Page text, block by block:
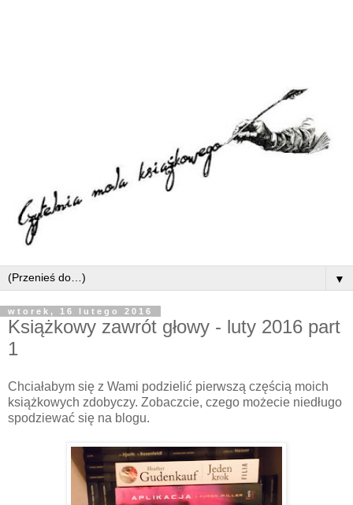
▼
wtorek, 16 lutego 2016
Książkowy zawrót głowy - luty 2016 part
1
Chciałabym się z Wami podzielić pierwszą częścią moich
książkowych zdobyczy. Zobaczcie, czego możecie niedługo
spodziewać się na blogu.